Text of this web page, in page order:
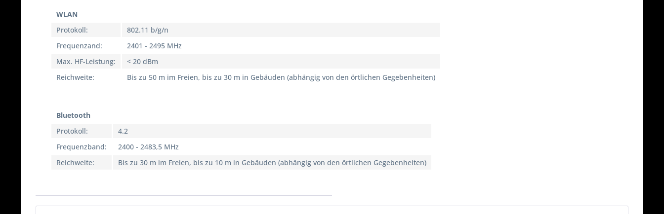
WLAN
Protokoll:
802.11 b/g/n
Frequenzand:
2401 - 2495 MHz
Max. HF-Leistung:
< 20 dBm
Reichweite:
Bis zu 50 m im Freien, bis zu 30 m in Gebäuden (abhängig von den örtlichen Gegebenheiten)
Bluetooth
Protokoll:
4.2
Frequenzband:
2400 - 2483,5 MHz
Reichweite:
Bis zu 30 m im Freien, bis zu 10 m in Gebäuden (abhängig von den örtlichen Gegebenheiten)